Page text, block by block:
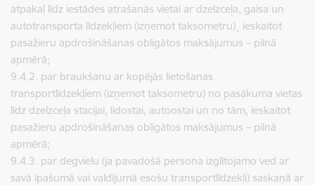
atpakaļ līdz iestādes atrašanās vietai ar dzelzceļa, gaisa un
autotransporta līdzekļiem (izņemot taksometru)¸ ieskaitot
pasažieru apdrošināšanas obligātos maksājumus – pilnā
apmērā;
9.4.2. par braukšanu ar kopējās lietošanas
transportlīdzekļiem (izņemot taksometru) no pasākuma vietas
līdz dzelzceļa stacijai, lidostai, autoostai un no tām, ieskaitot
pasažieru apdrošināšanas obligātos maksājumus – pilnā
apmērā;
9.4.3. par degvielu (ja pavadošā persona izglītojamo ved ar
savā īpašumā vai valdījumā esošu transportlīdzekli) saskaņā ar